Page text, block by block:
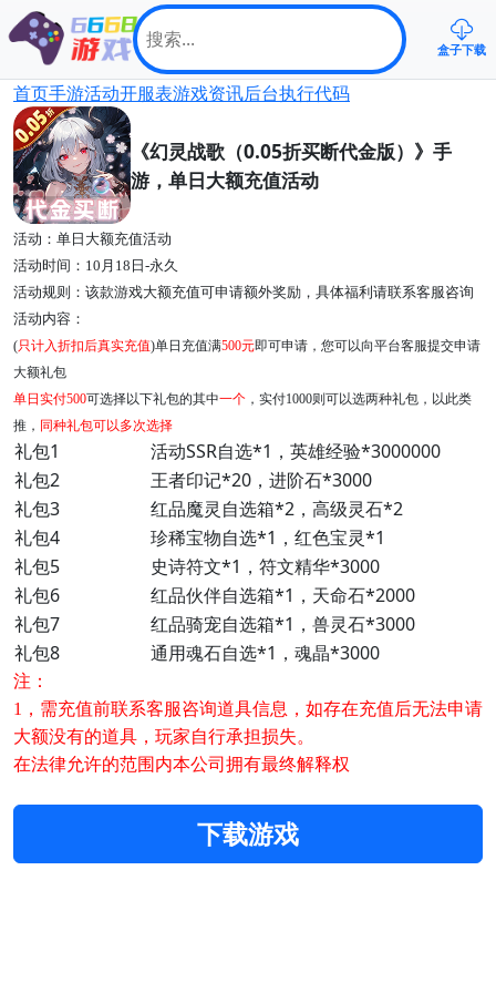
盒子下载
首页手游活动开服表游戏资讯后台执行代码
《幻灵战歌（0.05折买断代金版）》手
游，单日大额充值活动
活动：单日大额充值活动
活动时间：10月18日-永久
活动规则：该款游戏大额充值可申请额外奖励，具体福利请联系客服咨询
活动内容：
(只计入折扣后真实充值)单日充值满500元即可申请，您可以向平台客服提交申请
大额礼包
单日实付500可选择以下礼包的其中一个 ，实付1000则可以选两种礼包，以此类
推， 同种礼包可以多次选择
礼包1
活动SSR自选*1，英雄经验*3000000
礼包2
王者印记*20，进阶石*3000
礼包3
红品魔灵自选箱*2，高级灵石*2
礼包4
珍稀宝物自选*1，红色宝灵*1
礼包5
史诗符文*1，符文精华*3000
礼包6
红品伙伴自选箱*1，天命石*2000
礼包7
红品骑宠自选箱*1，兽灵石*3000
礼包8
通用魂石自选*1，魂晶*3000
注：
1，需充值前联系客服咨询道具信息，如存在充值后无法申请
大额没有的道具，玩家自行承担损失。
在法律允许的范围内本公司拥有最终解释权
下载游戏